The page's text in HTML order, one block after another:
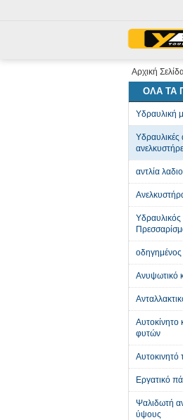
Αρχική
ΌΛΑ ΤΑ
Υδραυλική
Υδραυλικές
αντλία
οδηγημένος
Ανυψωτικό
Αυτοκίνητο
φυτών
Αυτοκινητό
Εργατικό
Ψαλιδωτή
ύψους